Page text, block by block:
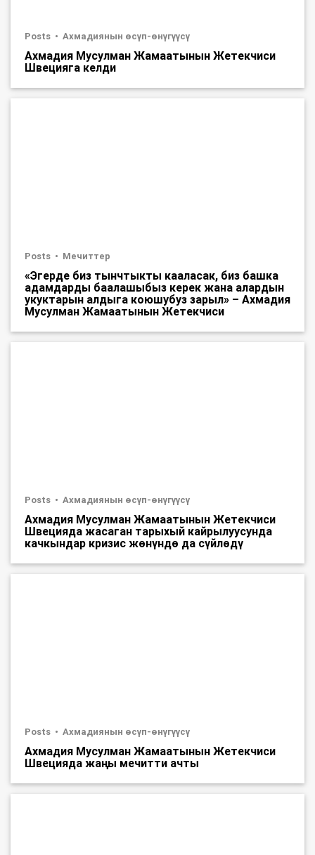
Posts Ахмадиянын өсүп-өнүгүүсү
Ахмадия Мусулман Жамаатынын Жетекчиси
Швецияга келди
Posts Мечиттер
«Эгерде биз тынчтыкты кааласак, биз башка
адамдарды баалашыбыз керек жана алардын
укуктарын алдыга коюшубуз зарыл» – Ахмадия
Мусулман Жамаатынын Жетекчиси
Posts Ахмадиянын өсүп-өнүгүүсү
Ахмадия Мусулман Жамаатынын Жетекчиси
Швецияда жасаган тарыхый кайрылуусунда
качкындар кризис жөнүндө да сүйлөдү
Posts Ахмадиянын өсүп-өнүгүүсү
Ахмадия Мусулман Жамаатынын Жетекчиси
Швецияда жаңы мечитти ачты